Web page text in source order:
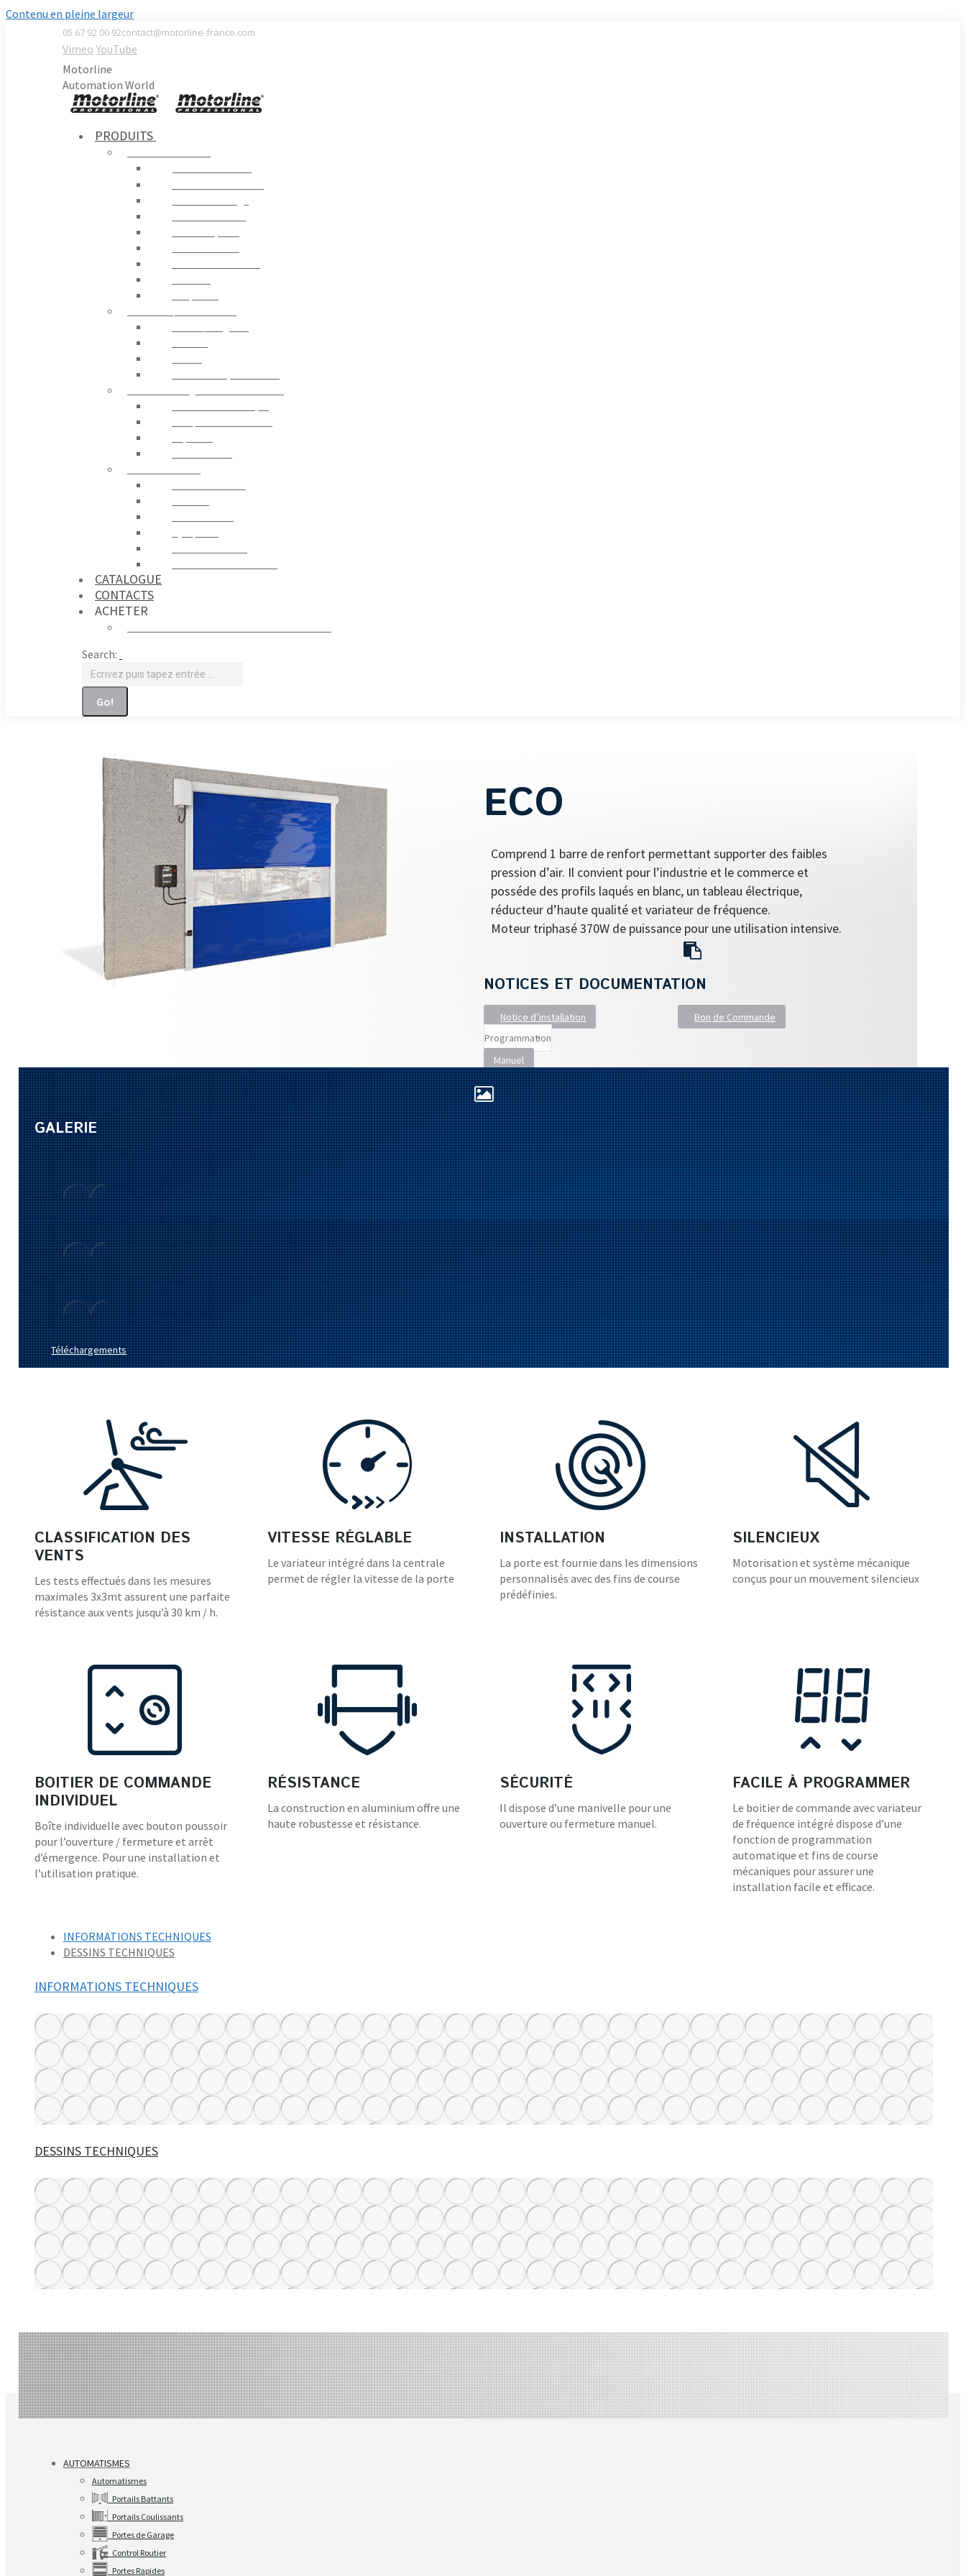
Contenu en pleine largeur
05 67 92 00 92contact@motorline-france.com
Vimeo YouTube
Motorline
Automation World
PRODUITS
CATALOGUE
CONTACTS
ACHETER
Search:
ECO
Comprend 1 barre de renfort permettant supporter des faibles
pression d’air. Il convient pour l’industrie et le commerce et
posséde des profils laqués en blanc, un tableau électrique,
réducteur d’haute qualité et variateur de fréquence.
Moteur triphasé 370W de puissance pour une utilisation intensive.
NOTICES ET DOCUMENTATION
Notice d’installation Bon de Commande
Manuel
GALERIE
Téléchargements
CLASSIFICATION DES
VENTS
Les tests effectués dans les mesures
maximales 3x3mt assurent une parfaite
résistance aux vents jusqu’à 30 km / h.
VITESSE RÉGLABLE
Le variateur intégré dans la centrale
permet de régler la vitesse de la porte
INSTALLATION
La porte est fournie dans les dimensions
personnalisés avec des fins de course
prédéfinies.
SILENCIEUX
Motorisation et système mécanique
conçus pour un mouvement silencieux
BOITIER DE COMMANDE
INDIVIDUEL
Boîte individuelle avec bouton poussoir
pour l’ouverture / fermeture et arrêt
d’émergence. Pour une installation et
l’utilisation pratique.
RÉSISTANCE
La construction en aluminium offre une
haute robustesse et résistance.
SÉCURITÉ
Il dispose d’une manivelle pour une
ouverture ou fermeture manuel.
FACILE À PROGRAMMER
Le boitier de commande avec variateur
de fréquence intégré dispose d’une
fonction de programmation
automatique et fins de course
mécaniques pour assurer une
installation facile et efficace.
INFORMATIONS TECHNIQUES
DESSINS TECHNIQUES
INFORMATIONS TECHNIQUES
DESSINS TECHNIQUES
AUTOMATISMES
Automatismes
Portails Battants
Portails Coulissants
Portes de Garage
Control Routier
Portes Rapides